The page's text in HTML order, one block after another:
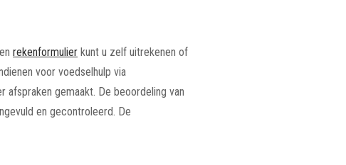
rekenformulier kunt u zelf uitrekenen of
voor voedselhulp via
afspraken gemaakt. De beoordeling van
en gecontroleerd. De